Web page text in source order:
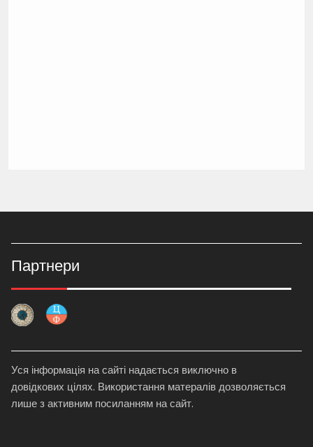
Партнери
Уся інформація на сайті надається виключно в
довідкових цілях. Використання матералів дозволяється
лише з активним посиланням на сайт.